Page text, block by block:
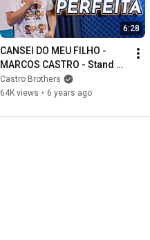
6:28
CANSEI DO MEU FILHO -
MARCOS CASTRO - Stand Up
Comedy
Castro Brothers
64K views • 6 years ago